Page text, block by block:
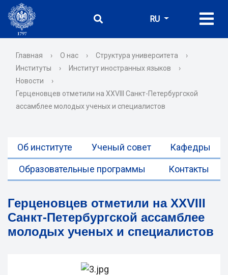
RU
Главная › О нас › Структура университета
›
Институты
› Институт иностранных языков
›
Новости
›
Герценовцев отметили на XXVIII Санкт-Петербургской
ассамблее молодых ученых и специалистов
Об институте Ученый совет Кафедры
Образовательные программы Контакты
Герценовцев отметили на XXVIII
Санкт-Петербургской ассамблее
молодых ученых и специалистов